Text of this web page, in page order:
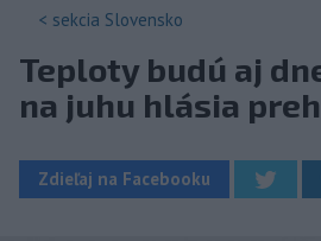
< sekcia Slovensko
Teploty budú aj
na juhu hlásia
Zdieľaj na Facebooku